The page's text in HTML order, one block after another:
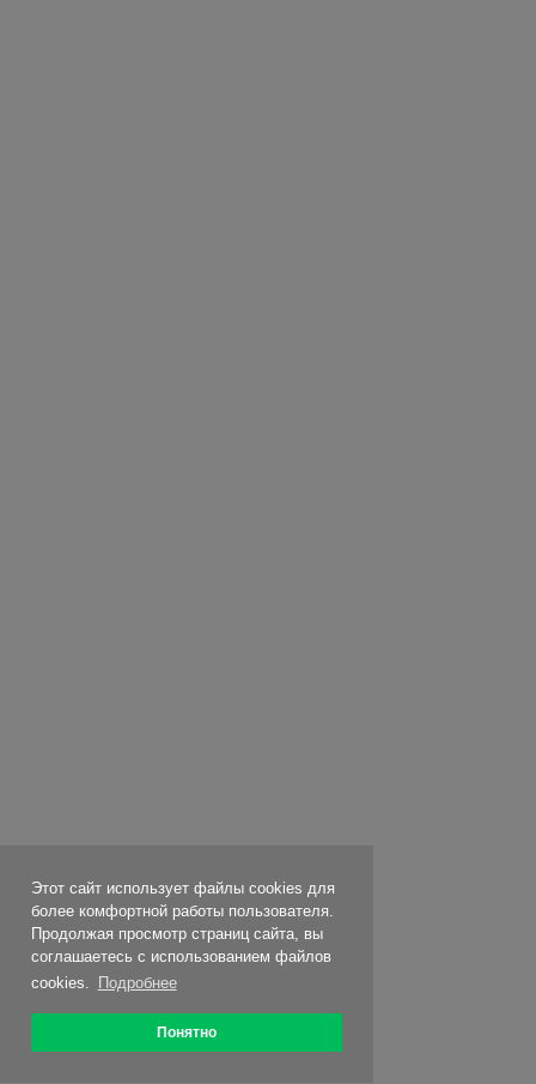
Этот сайт использует файлы cookies для
более комфортной работы пользователя.
Продолжая просмотр страниц сайта, вы
соглашаетесь с использованием файлов
cookies.
Подробнее
Понятно